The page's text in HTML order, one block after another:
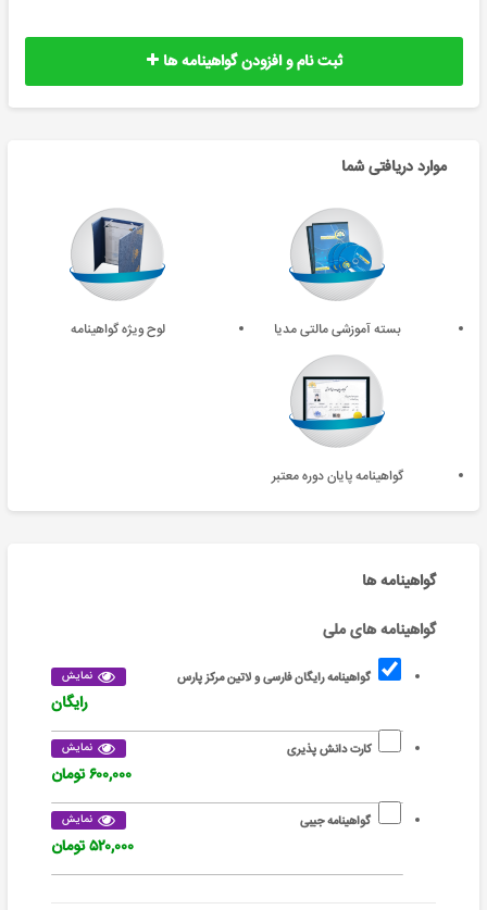
ثبت نام و افزودن گواهینامه ها
موارد دریافتی شما
بسته آموزشی مالتی مدیا لوح ویژه گواهینامه
گواهینامه پایان دوره معتبر
گواهینامه ها
گواهینامه های ملی
گواهینامه رایگان فارسی و لاتین مرکز پارس نمایش
رایگان
کارت دانش پذیری نمایش
۶۰۰,۰۰۰ تومان
گواهینامه جیبی نمایش
۵۲۰,۰۰۰ تومان